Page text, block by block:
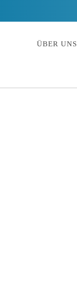
ÜBER UNS